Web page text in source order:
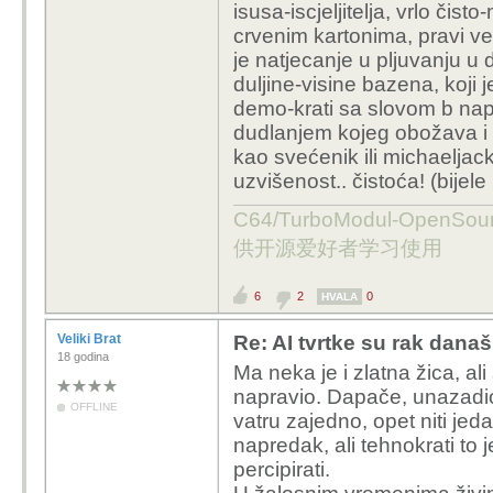
-koliko su oni glupi-
milijarde na ničemu,
-koliko god negativno
većinom.. i hićo. .. što
znali' ili nismo mislili..
paradira bijela
zemlje slobode,
maga, odnosno to
ni sex, ni pamet, no i
pa ako je krao, i
ekipa rade na max,
ne može tako
su klasični dio priče,
pojedu, pojebu, što
-interna anketa, za
(imati aute, cure-
brzu vožnju, imati
'ja-ja!!'? želi li netko
milijardi, 1.3
-tko ne bi poželio
princ-princeza?
konzuma, vozač
radi, pa još malo
musk i ekipa u
u džep.. i pri
sve je već
jednog dana kad
porezni novac
deregulaciju
se..) .. pa banalni
javni postane
od realnih, da se
pomilovanja-
crkvenih raskola
trumpek otkrio
otvoreno,
'skandale' koliko
isusa-iscjeljitelja, vrlo
crvenim kartonima, pravi
je natjecanje u pljuvanju u
duljine-visine bazena, koji
demo-krati sa slovom b
dudlanjem kojeg obožava
kao svećenik ili
uzvišenost.. čistoća!
C64/TurboModul-
供开源爱好者学习使用
6 2 HVALA 0
Veliki Brat
18 godina
OFFLINE
Re: AI tvrtke su rak
Ma neka je i zlatna žica,
napravio. Dapače,
vatru zajedno, opet niti
napredak, ali tehnokrati to
percipirati.